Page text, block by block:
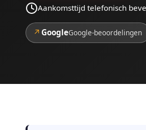
Aankomsttijd telefonisch
↗ GoogleGoogle-beoordelingen